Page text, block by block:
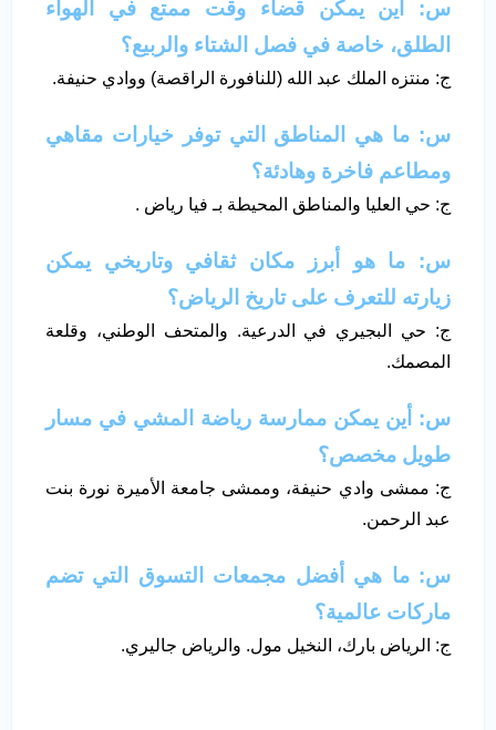
س: أين يمكن قضاء وقت ممتع في الهواء
الطلق، خاصة في فصل الشتاء والربيع؟
ج: منتزه الملك عبد الله (للنافورة الراقصة) ووادي حنيفة.
س: ما هي المناطق التي توفر خيارات مقاهي
ومطاعم فاخرة وهادئة؟
ج: حي العليا والمناطق المحيطة بـ فيا رياض .
س: ما هو أبرز مكان ثقافي وتاريخي يمكن
زيارته للتعرف على تاريخ الرياض؟
ج: حي البجيري في الدرعية. والمتحف الوطني، وقلعة
المصمك.
س: أين يمكن ممارسة رياضة المشي في مسار
طويل مخصص؟
ج: ممشى وادي حنيفة، وممشى جامعة الأميرة نورة بنت
عبد الرحمن.
س: ما هي أفضل مجمعات التسوق التي تضم
ماركات عالمية؟
ج: الرياض بارك، النخيل مول. والرياض جاليري.